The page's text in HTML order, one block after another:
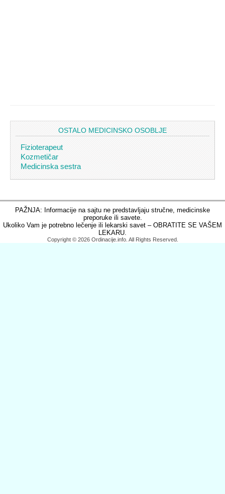
OSTALO MEDICINSKO OSOBLJE
Fizioterapeut
Kozmetičar
Medicinska sestra
PAŽNJA: Informacije na sajtu ne predstavljaju stručne, medicinske
preporuke ili savete.
Ukoliko Vam je potrebno lečenje ili lekarski savet – OBRATITE SE VAŠEM
LEKARU.
Copyright © 2026 Ordinacije.info. All Rights Reserved.